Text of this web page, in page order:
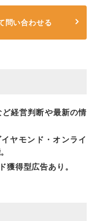
問い合わせる
経営判断や最新の情
ヤモンド・オンライ
獲得型広告あり。